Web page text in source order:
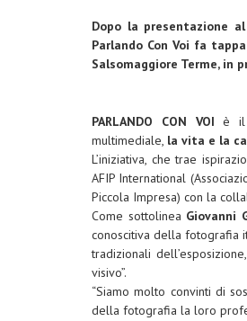
Dopo la presentazione
Parlando Con Voi fa
Salsomaggiore Terme, in
PARLANDO CON VOI è il
multimediale, la vita e la
L’iniziativa, che trae
AFIP International
Piccola Impresa) con la
Come sottolinea Giovanni
conoscitiva della fotografia
tradizionali
visivo”.
“Siamo molto convinti di
della fotografia la loro